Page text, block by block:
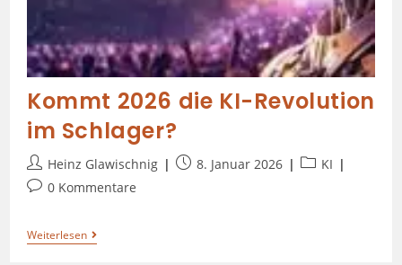
Kommt 2026 die KI-Revolution
im Schlager?
Heinz Glawischnig 8. Januar 2026
KI
0 Kommentare
Weiterlesen